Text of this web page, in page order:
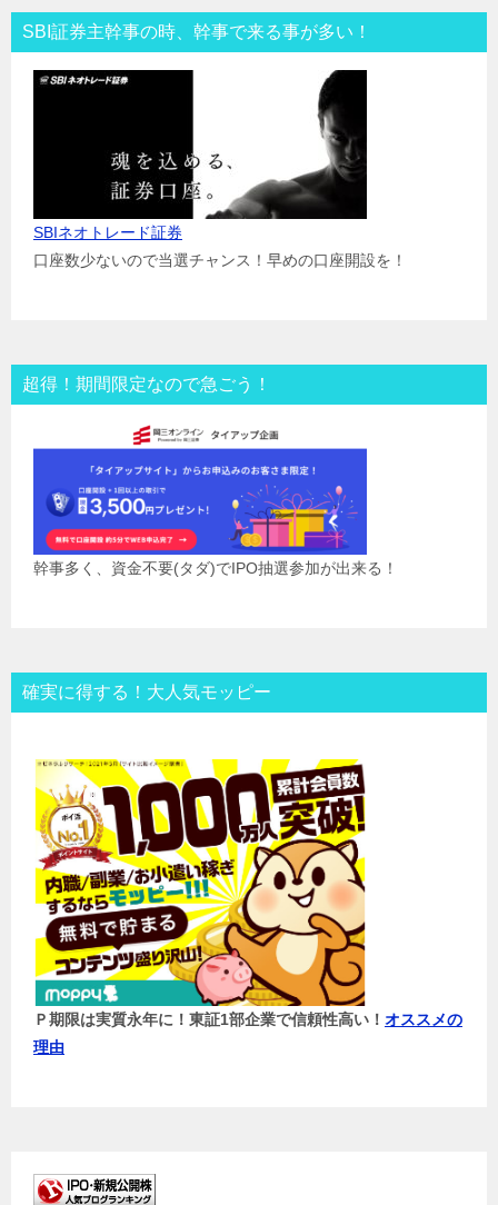
SBI証券主幹事の時、幹事で来る事が多い！
SBIネオトレード証券
口座数少ないので当選チャンス！早めの口座開設を！
超得！期間限定なので急ごう！
幹事多く、資金不要(タダ)でIPO抽選参加が出来る！
確実に得する！大人気モッピー
Ｐ期限は実質永年に！東証1部企業で信頼性高い！ オススメの
理由